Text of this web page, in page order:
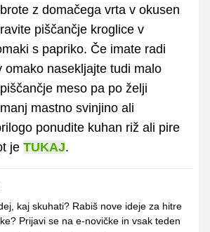
z domačega vrta v okusen
piščančje kroglice v
s papriko. Če imate radi
omako nasekljajte tudi malo
meso pa po želji
mastno svinjino ali
ponudite kuhan riž ali pire
je TUKAJ.
kaj skuhati? Rabiš nove ideje za hitre
Prijavi se na e-novičke in vsak teden